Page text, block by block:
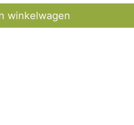
winkelwagen